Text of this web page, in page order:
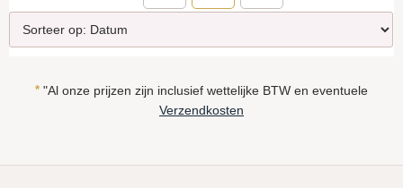
* "Al onze prijzen zijn inclusief wettelijke BTW en eventuele
Verzendkosten